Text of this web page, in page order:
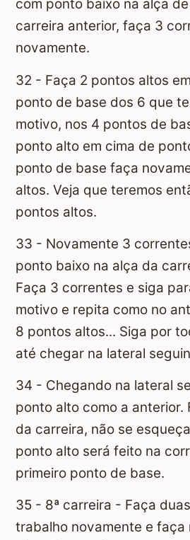
com ponto baixo na alça
carreira anterior, faça 3
novamente.
32 - Faça 2 pontos altos
ponto de base dos 6 que
motivo, nos 4 pontos de
ponto alto em cima de
ponto de base faça
altos. Veja que teremos
pontos altos.
33 - Novamente 3
ponto baixo na alça da
Faça 3 correntes e siga
motivo e repita como no
8 pontos altos... Siga por
até chegar na lateral
34 - Chegando na lateral
ponto alto como a anterior.
da carreira, não se
ponto alto será feito na
primeiro ponto de base.
35 - 8ª carreira - Faça
trabalho novamente e faça